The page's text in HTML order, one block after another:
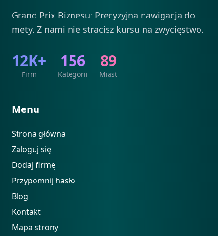
Grand Prix Biznesu: Precyzyjna nawigacja do
mety. Z nami nie stracisz kursu na zwycięstwo.
12K+
Firm
156
Kategorii
89
Miast
Menu
Strona główna
Zaloguj się
Dodaj firmę
Przypomnij hasło
Blog
Kontakt
Mapa strony